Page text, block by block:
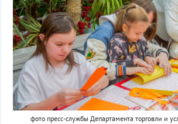
фото пресс-службы Департамента торговли и